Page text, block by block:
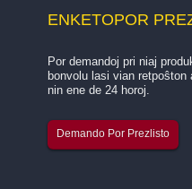
ENKETOPOR
Por demandoj pri niaj
bonvolu lasi vian
nin ene de 24 horoj.
Demando Por Prezlisto